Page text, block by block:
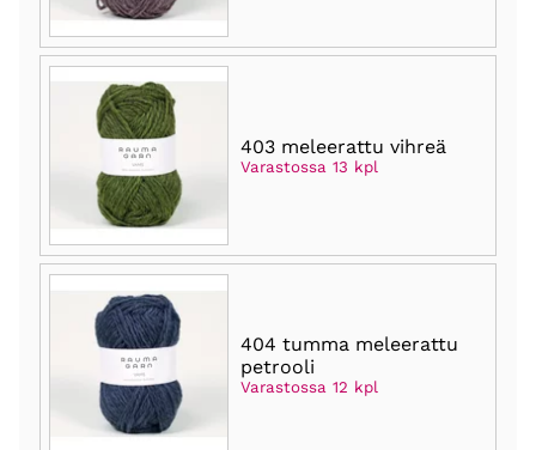
403 meleerattu vihreä
Varastossa 13 kpl
404 tumma meleerattu
petrooli
Varastossa 12 kpl